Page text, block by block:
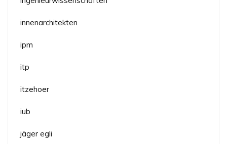
innenarchitekten
ipm
itp
itzehoer
iub
jäger egli